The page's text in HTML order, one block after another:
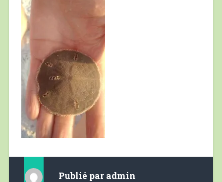
Publié par admin